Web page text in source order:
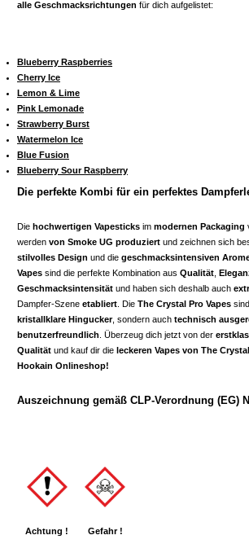
alle Geschmacksrichtungen für dich aufgelistet:
Blueberry Raspberries
Cherry Ice
Lemon & Lime
Pink Lemonade
Strawberry Burst
Watermelon Ice
Blue Fusion
Blueberry Sour Raspberry
Die perfekte Kombi für ein perfektes
Die hochwertigen Vapesticks im modernen Packaging
werden von Smoke UG produziert und zeichnen sich
stilvolles Design und die geschmacksintensiven
Vapes sind die perfekte Kombination aus Qualität
Geschmacksintensität und haben sich deshalb auch
Dampfer-Szene etabliert . Die The Crystal Pro Vapes
kristallklare Hingucker, sondern auch technisch
benutzerfreundlich . Überzeug dich jetzt von der
Qualität und kauf dir die leckeren Vapes von The
Hookain Onlineshop!
Auszeichnung gemäß CLP-Verordnung (EG)
Achtung ! Gefahr !